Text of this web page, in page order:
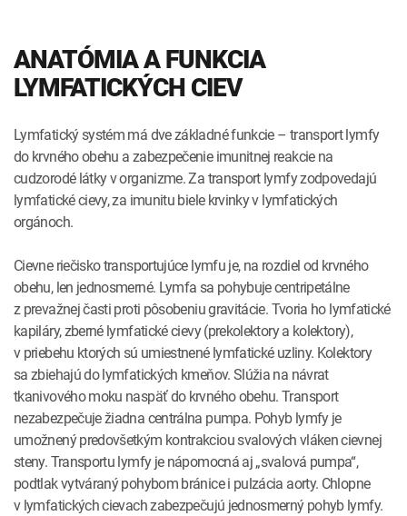
ANATÓMIA A FUNKCIA
LYMFATICKÝCH CIEV
Lymfatický systém má dve základné funkcie – transport lymfy
do krvného obehu a zabezpečenie imunitnej reakcie na
cudzorodé látky v organizme. Za transport lymfy zodpovedajú
lymfatické cievy, za imunitu biele krvinky v lymfatických
orgánoch.
Cievne riečisko transportujúce lymfu je, na rozdiel od krvného
obehu, len jednosmerné. Lymfa sa pohybuje centripetálne
z prevažnej časti proti pôsobeniu gravitácie. Tvoria ho lymfatické
kapiláry, zberné lymfatické cievy (prekolektory a kolektory),
v priebehu ktorých sú umiestnené lymfatické uzliny. Kolektory
sa zbiehajú do lymfatických kmeňov. Slúžia na návrat
tkanivového moku naspäť do krvného obehu. Transport
nezabezpečuje žiadna centrálna pumpa. Pohyb lymfy je
umožnený predovšetkým kontrakciou svalových vláken cievnej
steny. Transportu lymfy je nápomocná aj „svalová pumpa“,
podtlak vytváraný pohybom bránice i pulzácia aorty. Chlopne
v lymfatických cievach zabezpečujú jednosmerný pohyb lymfy.